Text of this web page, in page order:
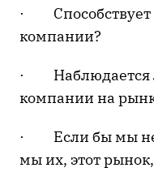
· Способствует
компании?
· Наблюдается
компании на
· Если бы мы не
мы их, этот